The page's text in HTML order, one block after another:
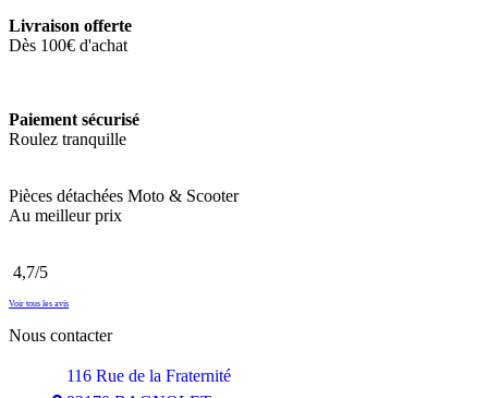
Livraison offerte
Dès 100€ d'achat
Paiement sécurisé
Roulez tranquille
Pièces détachées Moto & Scooter
Au meilleur prix
4,7/5
Voir tous les avis
Nous contacter
116 Rue de la Fraternité